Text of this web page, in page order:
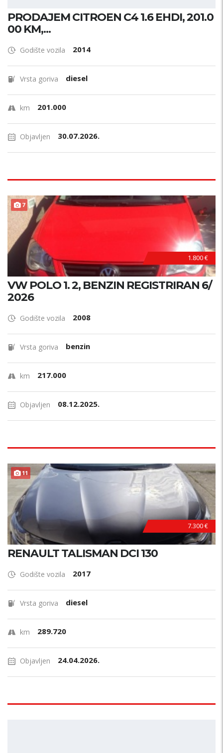
PRODAJEM CITROEN C4 1.6 EHDI, 201.0
00 KM,...
Godište vozila 2014
Vrsta goriva diesel
km 201.000
Objavljen 30.07.2026.
7
1.800 €
VW POLO 1. 2, BENZIN REGISTRIRAN 6/
2026
Godište vozila 2008
Vrsta goriva benzin
km 217.000
Objavljen 08.12.2025.
11
7.300 €
RENAULT TALISMAN DCI 130
Godište vozila 2017
Vrsta goriva diesel
km 289.720
Objavljen 24.04.2026.